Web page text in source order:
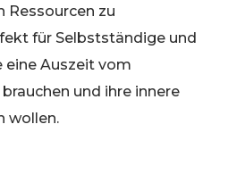
Ressourcen zu
für Selbstständige und
eine Auszeit vom
und ihre innere
wollen.